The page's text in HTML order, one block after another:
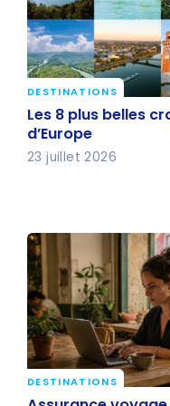
Les 8 plus belles
fluviales d’Europe
DESTINATIONS
Les 8 plus belles
d’Europe
23 juillet 2026
Assurance
DESTINATIONS